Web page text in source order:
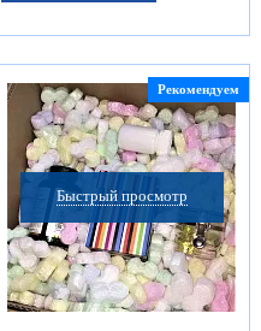
Быстрый просмотр
Рекомендуем